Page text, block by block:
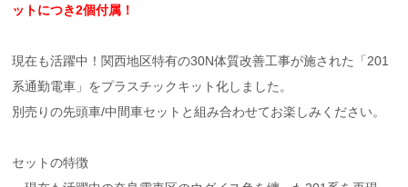
ットにつき2個付属！
現在も活躍中！関西地区特有の30N体質改善工事が施された「201
系通勤電車」をプラスチックキット化しました。
別売りの先頭車/中間車セットと組み合わせてお楽しみください。
セットの特徴